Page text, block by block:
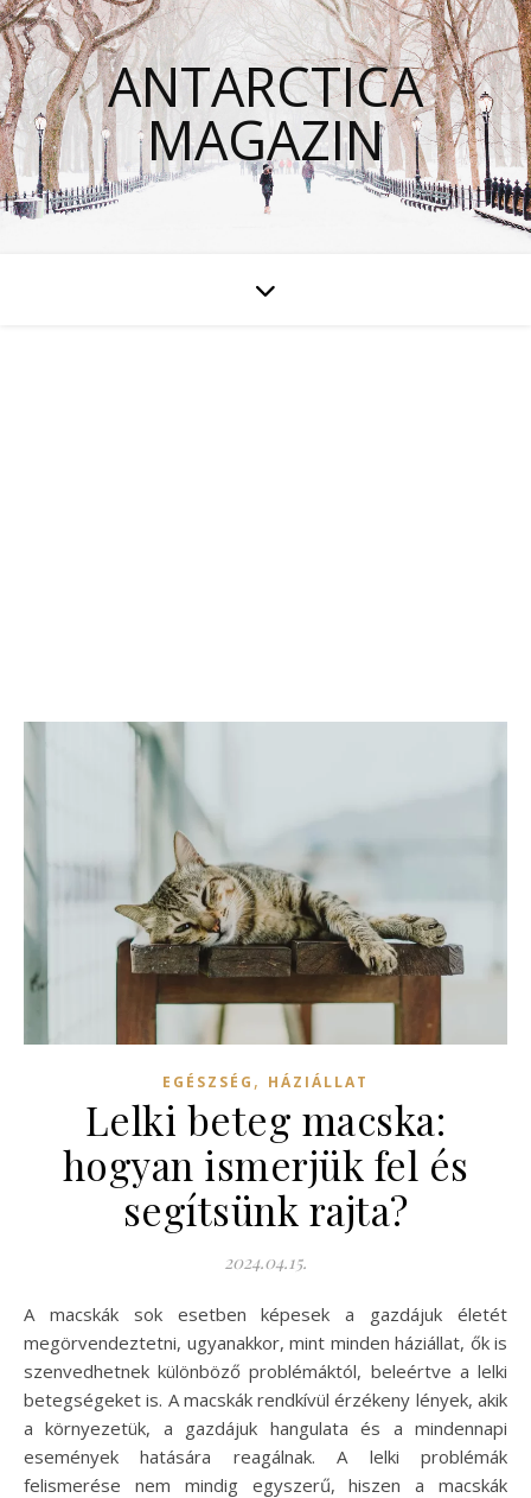
ANTARCTICA
MAGAZIN
EGÉSZSÉG , HÁZIÁLLAT
Lelki beteg macska:
hogyan ismerjük fel és
segítsünk rajta?
2024.04.15.
A macskák sok esetben képesek a gazdájuk életét
megörvendeztetni, ugyanakkor, mint minden háziállat, ők is
szenvedhetnek különböző problémáktól, beleértve a lelki
betegségeket is. A macskák rendkívül érzékeny lények, akik
a környezetük, a gazdájuk hangulata és a mindennapi
események hatására reagálnak. A lelki problémák
felismerése nem mindig egyszerű, hiszen a macskák